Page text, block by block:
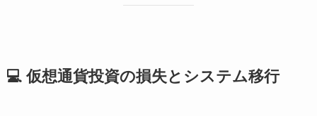
💻 仮想通貨投資の損失とシステム移行